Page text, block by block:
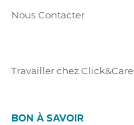
Nous Contacter
Travailler chez Click&Care
BON À SAVOIR